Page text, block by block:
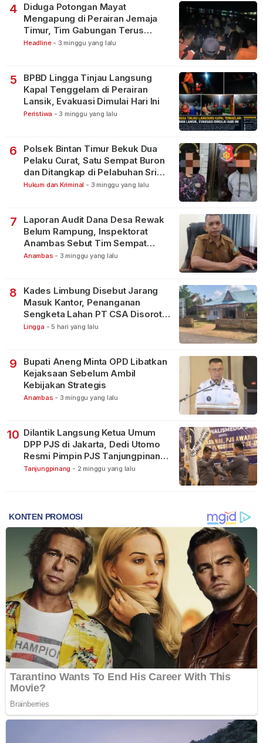
4
Diduga Potongan Mayat
Mengapung di Perairan Jemaja
Timur, Tim Gabungan Terus
Lakukan Pencarian
Headline - 3 minggu yang lalu
5
BPBD Lingga Tinjau Langsung
Kapal Tenggelam di Perairan
Lansik, Evakuasi Dimulai Hari Ini
Peristiwa - 3 minggu yang lalu
6
Polsek Bintan Timur Bekuk Dua
Pelaku Curat, Satu Sempat Buron
dan Ditangkap di Pelabuhan Sri
Bintan Pura
Hukum dan Kriminal - 3 minggu yang lalu
7
Laporan Audit Dana Desa Rewak
Belum Rampung, Inspektorat
Anambas Sebut Tim Sempat
Terbagi Tangani Kasus Lain
Anambas - 3 minggu yang lalu
8
Kades Limbung Disebut Jarang
Masuk Kantor, Penanganan
Sengketa Lahan PT CSA Disorot
Warga
Lingga - 5 hari yang lalu
9
Bupati Aneng Minta OPD Libatkan
Kejaksaan Sebelum Ambil
Kebijakan Strategis
Anambas - 3 minggu yang lalu
10 Dilantik Langsung Ketua Umum
DPP PJS di Jakarta, Dedi Utomo
Resmi Pimpin PJS Tanjungpinang-
Bintan
Tanjungpinang - 2 minggu yang lalu